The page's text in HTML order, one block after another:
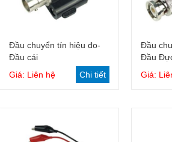
Giỏ hàng
Đầu chuyển tín hiệu đo-
Đầu cái
Giá: Liên hệ
Chi tiết
Đầu
Đầu
Giá: